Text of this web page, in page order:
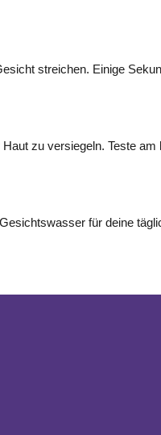
streichen. Einige
zu versiegeln. Teste
für deine